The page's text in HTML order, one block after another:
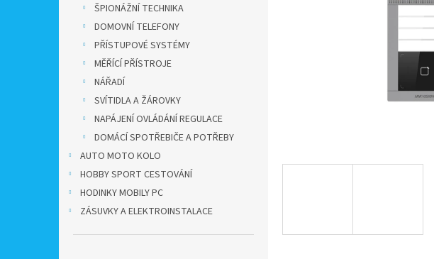
ŠPIONÁŽNÍ TECHNIKA
DOMOVNÍ TELEFONY
PŘÍSTUPOVÉ SYSTÉMY
MĚŘÍCÍ PŘÍSTROJE
NÁŘADÍ
SVÍTIDLA A ŽÁROVKY
NAPÁJENÍ OVLÁDÁNÍ REGULACE
DOMÁCÍ SPOTŘEBIČE A POTŘEBY
AUTO MOTO KOLO
HOBBY SPORT CESTOVÁNÍ
HODINKY MOBILY PC
ZÁSUVKY A ELEKTROINSTALACE